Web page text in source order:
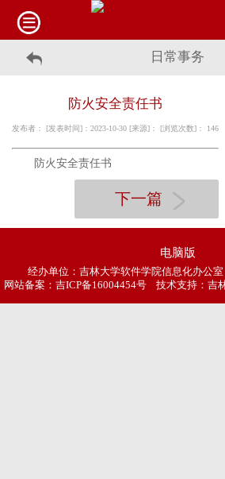
日常事务
防火安全责任书
发布者： [发表时间]：2023-10-30 [来源]： [浏览次数]： 146
防火安全责任书
下一篇
电脑版
经办单位：吉林大学软件学院信息化办公
网站备案： 吉ICP备16004454号技术支持：吉